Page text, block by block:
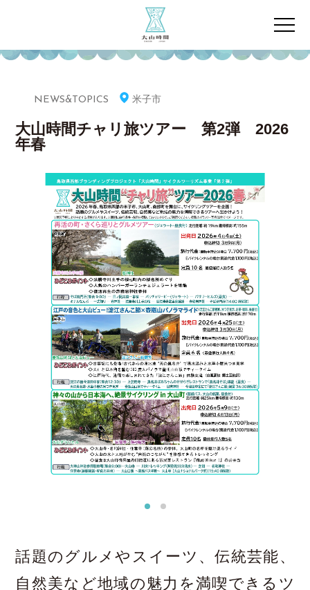
NEWS&TOPICS 米子市
大山時間チャリ旅ツアー 第2弾 2026
年春
話題のグルメやスイーツ、伝統芸能、
自然美など地域の魅力を満喫できるツ